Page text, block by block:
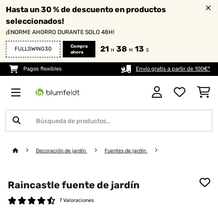
Hasta un 30 % de descuento en productos
seleccionados!
¡ENORME AHORRO DURANTE SOLO 48H!
FULLSWING30
Compra
ahora
21 H 38 M 13 S
Pagos flexibles Envío gratis a partir de 100€*
Decoración de jardín Fuentes de jardín
Raincastle fuente de jardín
7 Valoraciones